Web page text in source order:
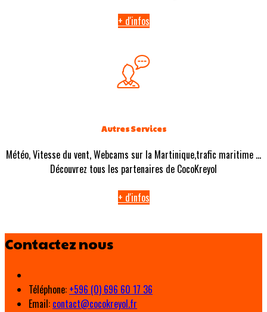
+ d'infos
Autres Services
Météo, Vitesse du vent, Webcams sur la Martinique,trafic maritime ...
Découvrez tous les partenaires de CocoKreyol
+ d'infos
Contactez nous
Téléphone: +596 (0) 696 60 17 36
Email: contact@cocokreyol.fr